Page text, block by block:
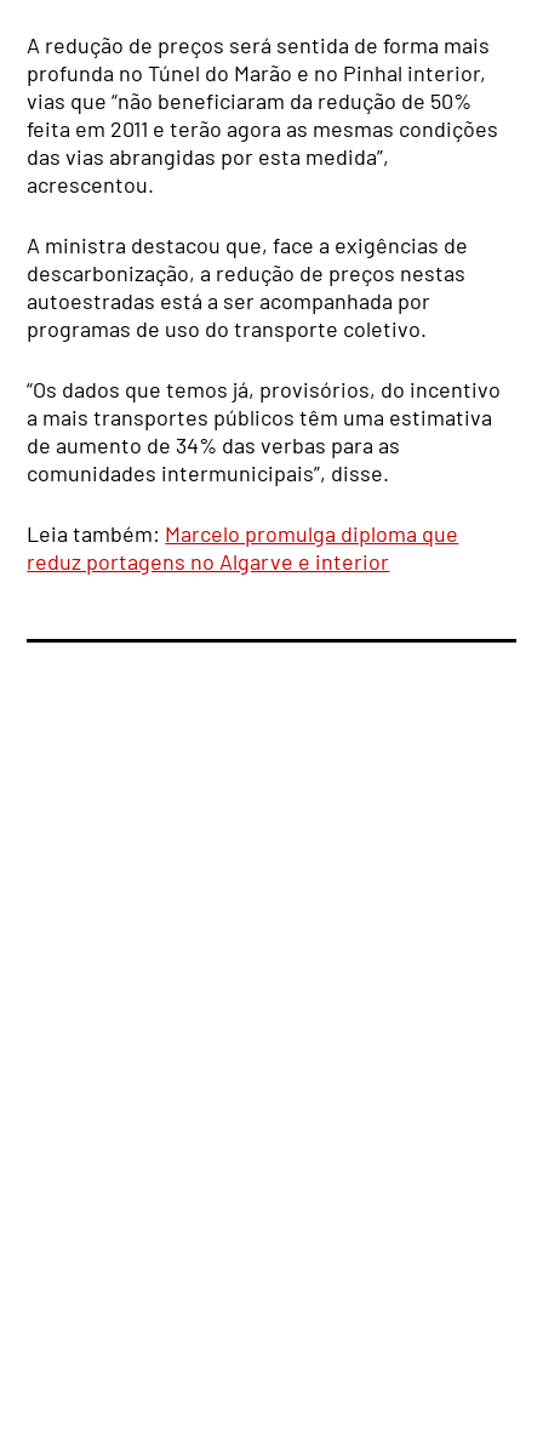
A redução de preços será sentida de forma mais
profunda no Túnel do Marão e no Pinhal interior,
vias que “não beneficiaram da redução de 50%
feita em 2011 e terão agora as mesmas condições
das vias abrangidas por esta medida”,
acrescentou.
A ministra destacou que, face a exigências de
descarbonização, a redução de preços nestas
autoestradas está a ser acompanhada por
programas de uso do transporte coletivo.
“Os dados que temos já, provisórios, do incentivo
a mais transportes públicos têm uma estimativa
de aumento de 34% das verbas para as
comunidades intermunicipais”, disse.
Leia também: Marcelo promulga diploma que
reduz portagens no Algarve e interior